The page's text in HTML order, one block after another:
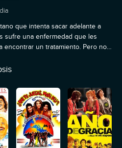
que intenta sacar adelante a
sufre una enfermedad que les
encontrar un tratamiento. Pero no